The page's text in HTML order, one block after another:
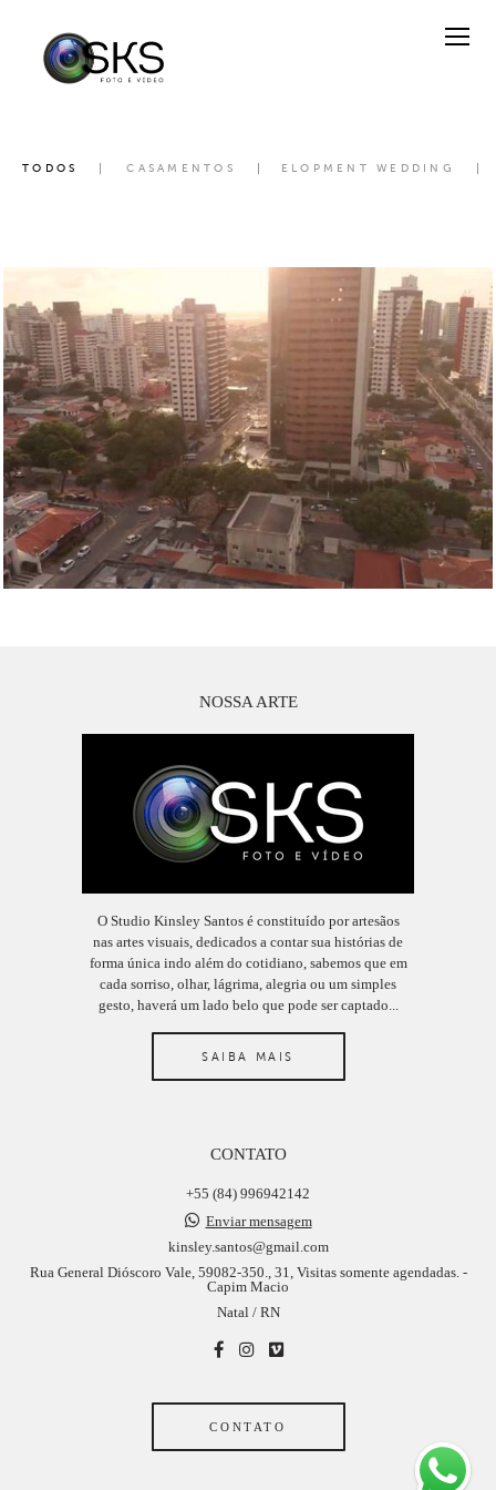
TODOS CASAMENTOS ELOPMENT WEDDING
NOSSA ARTE
O Studio Kinsley Santos é constituído por artesãos
nas artes visuais, dedicados a contar sua histórias de
forma única indo além do cotidiano, sabemos que em
cada sorriso, olhar, lágrima, alegria ou um simples
gesto, haverá um lado belo que pode ser captado...
SAIBA MAIS
CONTATO
+55 (84) 996942142
Enviar mensagem
kinsley.santos@gmail.com
Rua General Dióscoro Vale, 59082-350., 31, Visitas somente agendadas. -
Capim Macio
Natal / RN
CONTATO